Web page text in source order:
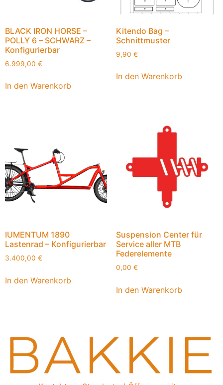
BLACK IRON HORSE –
POLLY 6 – SCHWARZ –
Konfigurierbar
6.999,00 €
In den Warenkorb
Kitendo Bag –
Schnittmuster
9,90 €
In den Warenkorb
IUMENTUM 1890
Lastenrad – Konfigurierbar
3.400,00 €
In den Warenkorb
Suspension Center für
Service aller MTB
Federelemente
0,00 €
In den Warenkorb